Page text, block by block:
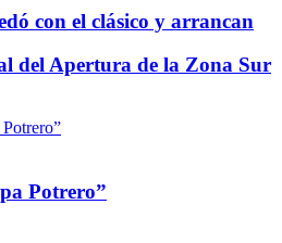
con el clásico y arrancan
del Apertura de la Zona Sur
Potrero”